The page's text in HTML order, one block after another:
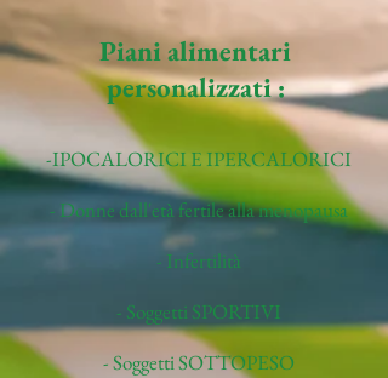
Piani alimentari
personalizzati :
-IPOCALORICI E IPERCALORICI
- Donne dall'età fertile alla menopausa
- Infertilità
- Soggetti SPORTIVI
- Soggetti SOTTOPESO